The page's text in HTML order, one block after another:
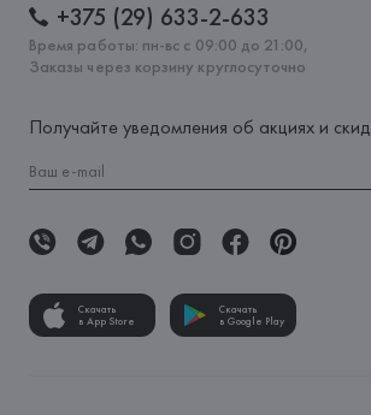
+375 (29) 633-2-633
Время работы: пн-вс с 09:00 до 21:00,
Заказы через корзину круглосуточно
Получайте уведомления об акциях и
Скачать
в App Store
Скачать
в Google Play